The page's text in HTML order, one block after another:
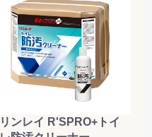
リンレイ R'SPRO+トイ